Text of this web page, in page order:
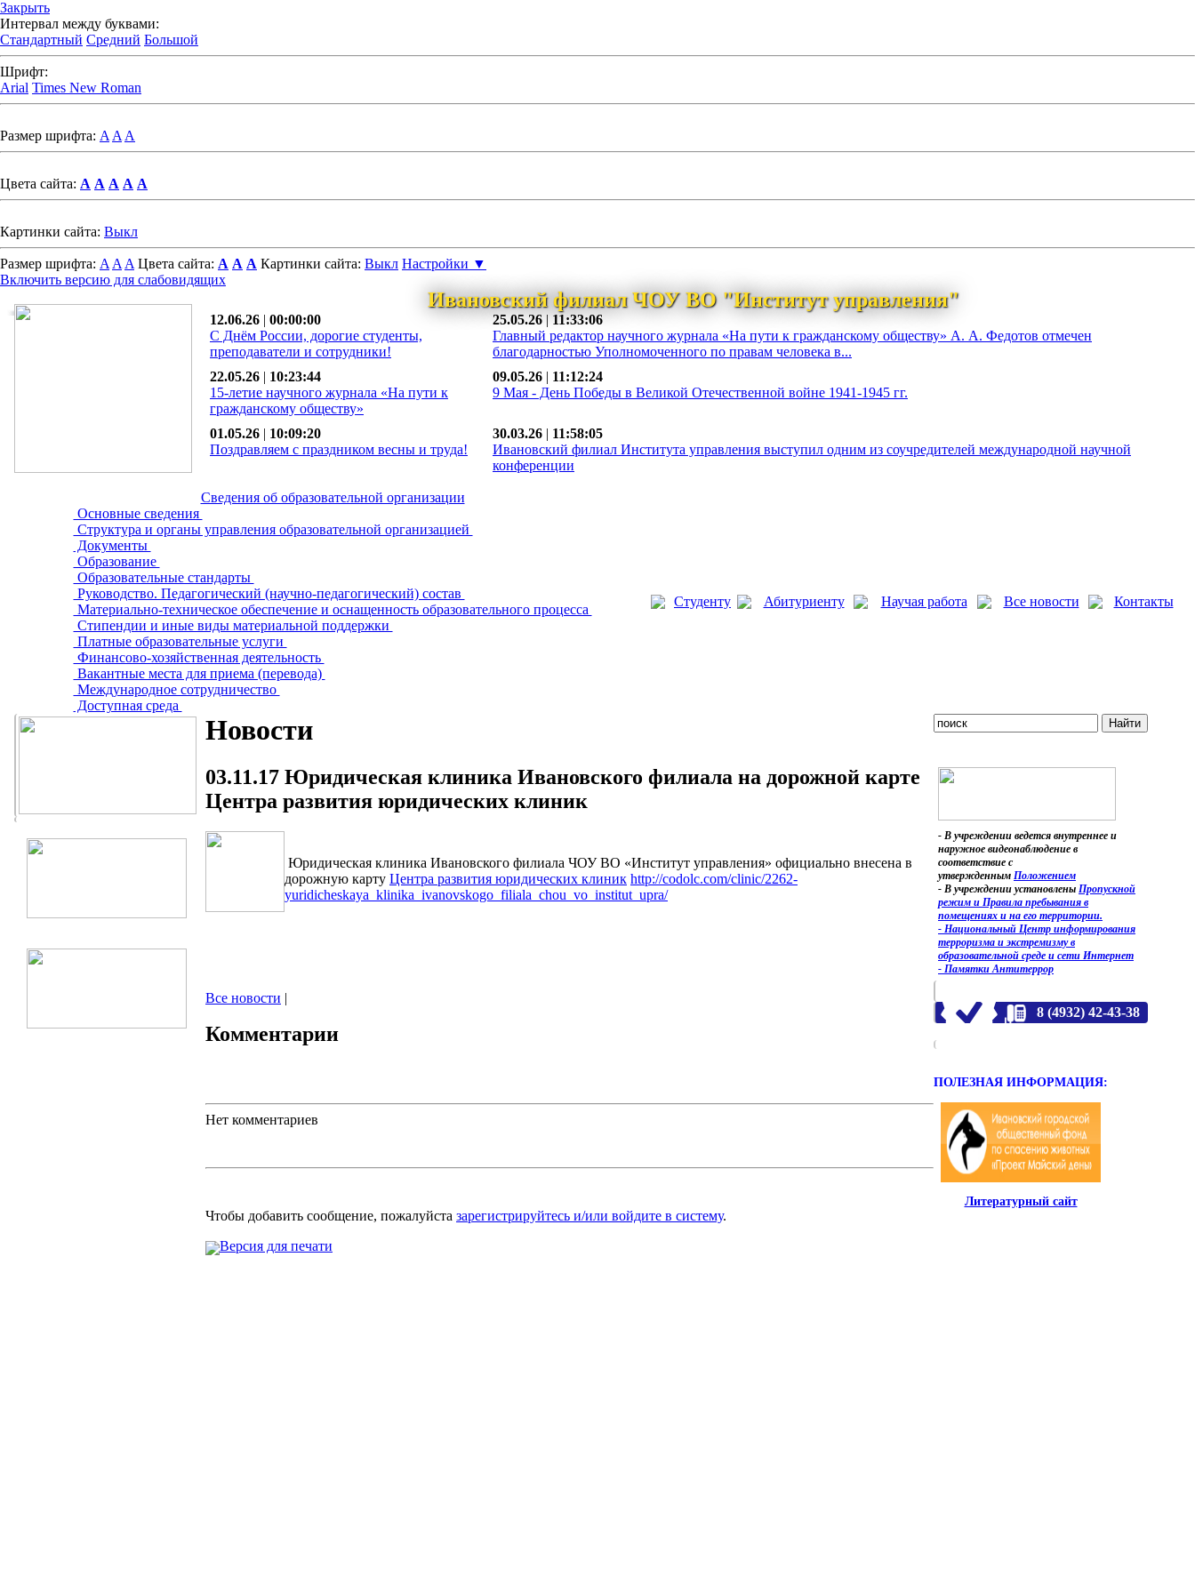
Закрыть
Интервал между буквами:
Стандартный Средний Большой
Шрифт:
Arial Times New Roman
Размер шрифта: A A A
Цвета сайта: A A A A A
Картинки сайта: Выкл
Размер шрифта: A A A Цвета сайта: A A A Картинки сайта: Выкл Настройки ▼
Включить версию для слабовидящих
Ивановский филиал ЧОУ ВО "Институт управления"
12.06.26 | 00:00:00
С Днём России, дорогие студенты,
преподаватели и сотрудники!
25.05.26 | 11:33:06
Главный редактор научного журнала «На пути к гражданскому обществу» А. А. Федотов отмечен
благодарностью Уполномоченного по правам человека в...
22.05.26 | 10:23:44
15-летие научного журнала «На пути к
гражданскому обществу»
09.05.26 | 11:12:24
9 Мая - День Победы в Великой Отечественной войне 1941-1945 гг.
01.05.26 | 10:09:20
Поздравляем с праздником весны и труда!
30.03.26 | 11:58:05
Ивановский филиал Института управления выступил одним из соучредителей международной научной
конференции
Сведения об образовательной организации
Основные сведения
Структура и органы управления образовательной организацией
Документы
Образование
Образовательные стандарты
Руководство. Педагогический (научно-педагогический) состав
Материально-техническое обеспечение и оснащенность образовательного процесса
Стипендии и иные виды материальной поддержки
Платные образовательные услуги
Финансово-хозяйственная деятельность
Вакантные места для приема (перевода)
Международное сотрудничество
Доступная среда
Студенту Абитуриенту Научая работа Все новости Контакты
Новости
03.11.17 Юридическая клиника Ивановского филиала на дорожной карте
Центра развития юридических клиник
Юридическая клиника Ивановского филиала ЧОУ ВО «Институт управления» официально внесена в
дорожную карту Центра развития юридических клиник http://codolc.com/clinic/2262-
yuridicheskaya_klinika_ivanovskogo_filiala_chou_vo_institut_upra/
Все новости |
Комментарии
Нет комментариев
Чтобы добавить сообщение, пожалуйста зарегистрируйтесь и/или войдите в систему.
Версия для печати
- В учреждении ведется внутреннее и
наружное видеонаблюдение в
соответствие с
утвержденным Положением
- В учреждении установлены Пропускной
режим и Правила пребывания в
помещениях и на его территории.
- Национальный Центр информирования
терроризма и экстремизму в
образовательной среде и сети Интернет
- Памятки Антитеррор
8 (4932) 42-43-38
ПОЛЕЗНАЯ ИНФОРМАЦИЯ:
Литературный сайт